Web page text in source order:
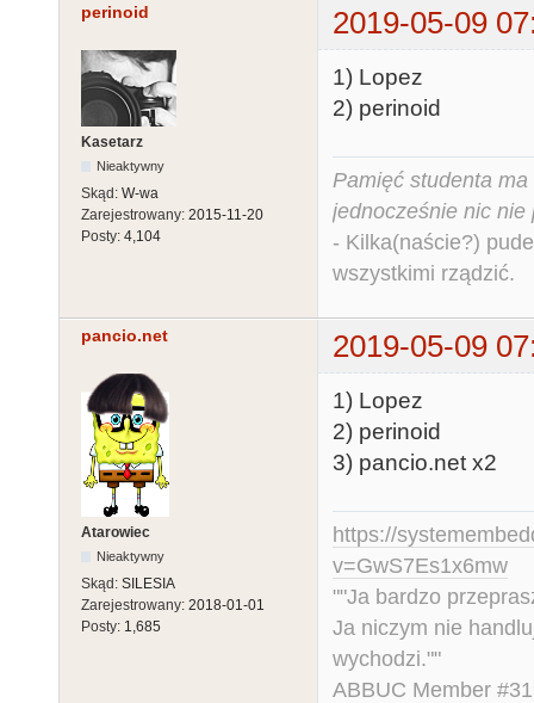
perinoid 2019-05-09
Kasetarz
Nieaktywny
Skąd: W-wa
Zarejestrowany: 2015-11-20
Posty: 4,104
1) Lopez
2) perinoid
Pamięć studenta
jednocześnie nic nie
- Kilka(naście?)
wszystkimi rządzić.
pancio.net 2019-05-09
Atarowiec
Nieaktywny
Skąd: SILESIA
Zarejestrowany: 2018-01-01
Posty: 1,685
1) Lopez
2) perinoid
3) pancio.net x2
https://
v=GwS7Es1x6mw
""Ja bardzo
Ja niczym nie
wychodzi.""
ABBUC Member